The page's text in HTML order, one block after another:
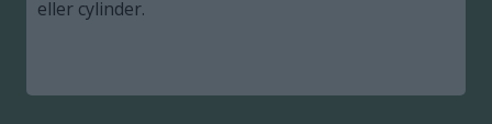
eller cylinder.